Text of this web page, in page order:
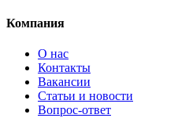
Компания
О нас
Контакты
Вакансии
Статьи и новости
Вопрос-ответ